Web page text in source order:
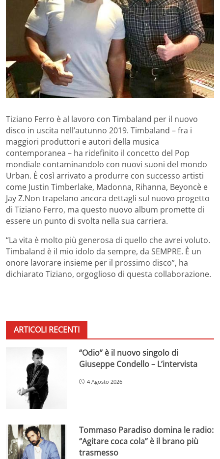
Tiziano Ferro è al lavoro con Timbaland per il nuovo
disco in uscita nell’autunno 2019. Timbaland – fra i
maggiori produttori e autori della musica
contemporanea – ha ridefinito il concetto del Pop
mondiale contaminandolo con nuovi suoni del mondo
Urban. È così arrivato a produrre con successo artisti
come Justin Timberlake, Madonna, Rihanna, Beyoncè e
Jay Z.Non trapelano ancora dettagli sul nuovo progetto
di Tiziano Ferro, ma questo nuovo album promette di
essere un punto di svolta nella sua carriera.
“La vita è molto più generosa di quello che avrei voluto.
Timbaland è il mio idolo da sempre, da SEMPRE. È un
onore lavorare insieme per il prossimo disco”, ha
dichiarato Tiziano, orgoglioso di questa collaborazione.
ARTICOLI RECENTI
“Odio” è il nuovo singolo di
Giuseppe Condello – L’intervista
4 Agosto 2026
Tommaso Paradiso domina le radio:
“Agitare coca cola” è il brano più
trasmesso